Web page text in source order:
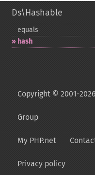
Ds\Hashable
equals
hash
Copyright © 2001-
Group
My PHP.net
Privacy policy